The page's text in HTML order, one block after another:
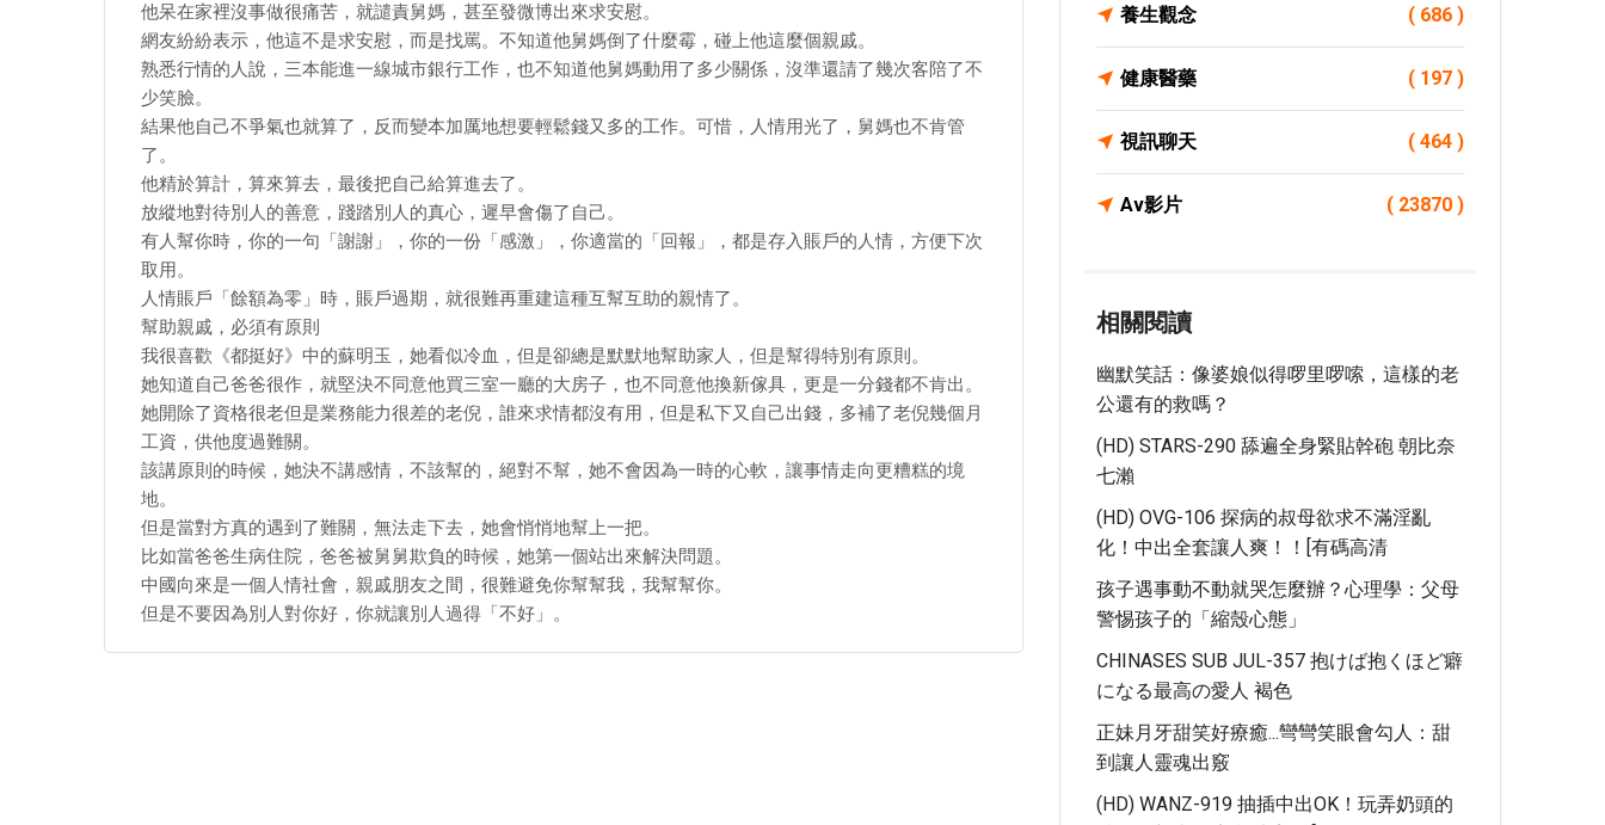
他呆在家裡沒事做很痛苦，就譴責舅媽，甚至發微博出來求安慰。
網友紛紛表示，他這不是求安慰，而是找罵。不知道他舅媽倒了什麼霉，碰上他這麼個親戚。
熟悉行情的人說，三本能進一線城市銀行工作，也不知道他舅媽動用了多少關係，沒準還請了幾次客陪了不
少笑臉。
結果他自己不爭氣也就算了，反而變本加厲地想要輕鬆錢又多的工作。可惜，人情用光了，舅媽也不肯管
了。
他精於算計，算來算去，最後把自己給算進去了。
放縱地對待別人的善意，踐踏別人的真心，遲早會傷了自己。
有人幫你時，你的一句「謝謝」，你的一份「感激」，你適當的「回報」，都是存入賬戶的人情，方便下次
取用。
人情賬戶「餘額為零」時，賬戶過期，就很難再重建這種互幫互助的親情了。
幫助親戚，必須有原則
我很喜歡《都挺好》中的蘇明玉，她看似冷血，但是卻總是默默地幫助家人，但是幫得特別有原則。
她知道自己爸爸很作，就堅決不同意他買三室一廳的大房子，也不同意他換新傢具，更是一分錢都不肯出。
她開除了資格很老但是業務能力很差的老倪，誰來求情都沒有用，但是私下又自己出錢，多補了老倪幾個月
工資，供他度過難關。
該講原則的時候，她決不講感情，不該幫的，絕對不幫，她不會因為一時的心軟，讓事情走向更糟糕的境
地。
但是當對方真的遇到了難關，無法走下去，她會悄悄地幫上一把。
比如當爸爸生病住院，爸爸被舅舅欺負的時候，她第一個站出來解決問題。
中國向來是一個人情社會，親戚朋友之間，很難避免你幫幫我，我幫幫你。
但是不要因為別人對你好，你就讓別人過得「不好」。
養生觀念 ( 686 )
健康醫藥 ( 197 )
視訊聊天 ( 464 )
Av影片 ( 23870 )
相關閱讀
幽默笑話：像婆娘似得啰里啰嗦，這樣的老
公還有的救嗎？
(HD) STARS-290 舔遍全身緊貼幹砲 朝比奈
七瀨
(HD) OVG-106 探病的叔母欲求不滿淫亂
化！中出全套讓人爽！！[有碼高清
孩子遇事動不動就哭怎麼辦？心理學：父母
警惕孩子的「縮殼心態」
CHINASES SUB JUL-357 抱けば抱くほど癖
になる最高の愛人 褐色
正妹月牙甜笑好療癒...彎彎笑眼會勾人：甜
到讓人靈魂出竅
(HD) WANZ-919 抽插中出OK！玩弄奶頭的